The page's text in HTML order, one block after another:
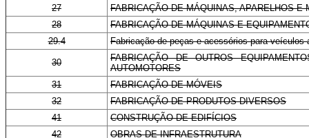
27
FABRICAÇÃO DE MÁQUINAS, APARELHOS E
28
FABRICAÇÃO DE MÁQUINAS E
29.4
Fabricação de peças e acessórios para veículos
30
FABRICAÇÃO DE OUTROS
AUTOMOTORES
31
FABRICAÇÃO DE MÓVEIS
32
FABRICAÇÃO DE PRODUTOS DIVERSOS
41
CONSTRUÇÃO DE EDIFÍCIOS
42
OBRAS DE INFRAESTRUTURA